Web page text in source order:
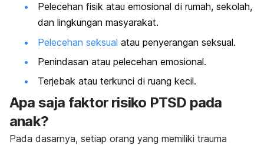
Pelecehan fisik atau emosional di rumah, sekolah,
dan lingkungan masyarakat.
Pelecehan seksual atau penyerangan seksual.
Penindasan atau pelecehan emosional.
Terjebak atau terkunci di ruang kecil.
Apa saja faktor risiko PTSD pada
anak?
Pada dasarnya, setiap orang yang memiliki trauma